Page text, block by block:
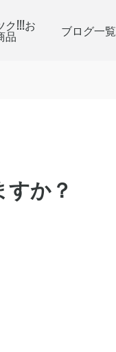
ク!!!お
品 ブログ一覧
か？